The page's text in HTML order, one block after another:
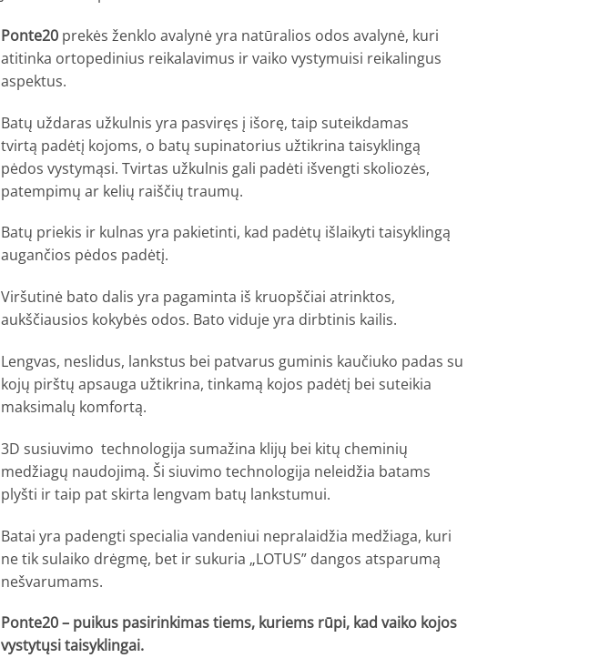
Ponte20 prekės ženklo avalynė yra natūralios odos avalynė, kuri
atitinka ortopedinius reikalavimus ir vaiko vystymuisi reikalingus
aspektus.
Batų uždaras užkulnis yra pasviręs į išorę, taip suteikdamas
tvirtą padėtį kojoms, o batų supinatorius užtikrina taisyklingą
pėdos vystymąsi. Tvirtas užkulnis gali padėti išvengti skoliozės,
patempimų ar kelių raiščių traumų.
Batų priekis ir kulnas yra pakietinti, kad padėtų išlaikyti taisyklingą
augančios pėdos padėtį.
Viršutinė bato dalis yra pagaminta iš kruopščiai atrinktos,
aukščiausios kokybės odos. Bato viduje yra dirbtinis kailis.
Lengvas, neslidus, lankstus bei patvarus guminis kaučiuko padas su
kojų pirštų apsauga užtikrina, tinkamą kojos padėtį bei suteikia
maksimalų komfortą.
3D susiuvimo technologija sumažina klijų bei kitų cheminių
medžiagų naudojimą. Ši siuvimo technologija neleidžia batams
plyšti ir taip pat skirta lengvam batų lankstumui.
Batai yra padengti specialia vandeniui nepralaidžia medžiaga, kuri
ne tik sulaiko drėgmę, bet ir sukuria „LOTUS” dangos atsparumą
nešvarumams.
Ponte20 – puikus pasirinkimas tiems, kuriems rūpi, kad vaiko kojos
vystytųsi taisyklingai.